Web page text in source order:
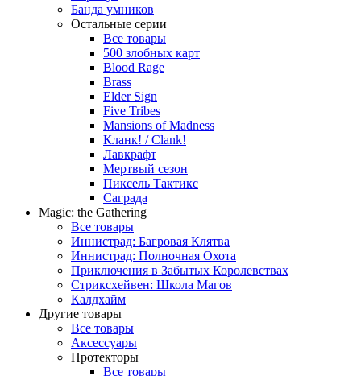
Банда умников
Остальные серии
Все товары
500 злобных карт
Blood Rage
Brass
Elder Sign
Five Tribes
Mansions of Madness
Кланк! / Clank!
Лавкрафт
Мертвый сезон
Пиксель Тактикс
Саграда
Magic: the Gathering
Все товары
Иннистрад: Багровая Клятва
Иннистрад: Полночная Охота
Приключения в Забытых Королевствах
Стриксхейвен: Школа Магов
Калдхайм
Другие товары
Все товары
Аксессуары
Протекторы
Все товары